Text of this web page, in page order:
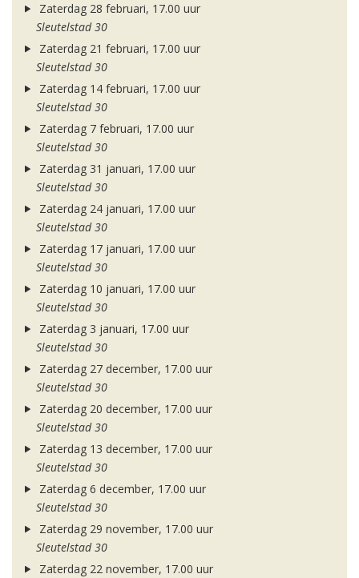
Zaterdag 28 februari, 17.00 uur
Sleutelstad 30
Zaterdag 21 februari, 17.00 uur
Sleutelstad 30
Zaterdag 14 februari, 17.00 uur
Sleutelstad 30
Zaterdag 7 februari, 17.00 uur
Sleutelstad 30
Zaterdag 31 januari, 17.00 uur
Sleutelstad 30
Zaterdag 24 januari, 17.00 uur
Sleutelstad 30
Zaterdag 17 januari, 17.00 uur
Sleutelstad 30
Zaterdag 10 januari, 17.00 uur
Sleutelstad 30
Zaterdag 3 januari, 17.00 uur
Sleutelstad 30
Zaterdag 27 december, 17.00 uur
Sleutelstad 30
Zaterdag 20 december, 17.00 uur
Sleutelstad 30
Zaterdag 13 december, 17.00 uur
Sleutelstad 30
Zaterdag 6 december, 17.00 uur
Sleutelstad 30
Zaterdag 29 november, 17.00 uur
Sleutelstad 30
Zaterdag 22 november, 17.00 uur